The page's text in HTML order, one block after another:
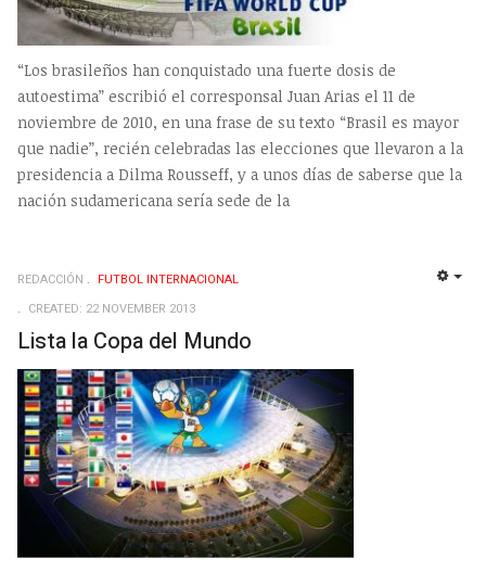
“Los brasileños han conquistado una fuerte dosis de
autoestima” escribió el corresponsal Juan Arias el 11 de
noviembre de 2010, en una frase de su texto “Brasil es mayor
que nadie”, recién celebradas las elecciones que llevaron a la
presidencia a Dilma Rousseff, y a unos días de saberse que la
nación sudamericana sería sede de la
REDACCIÓN
FUTBOL INTERNACIONAL
CREATED: 22 NOVEMBER 2013
Lista la Copa del Mundo